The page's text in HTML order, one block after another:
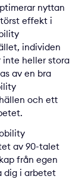
nyttan
effekt i
individen
inte heller stora
av en bra
och ett
av 90-talet
från egen
dig i arbetet